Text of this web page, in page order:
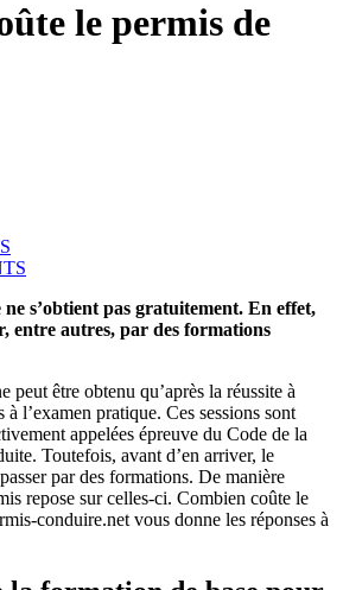
le permis de
s’obtient pas gratuitement. En effet,
entre autres, par des formations
peut être obtenu qu’après la réussite à
l’examen pratique. Ces sessions sont
appelées épreuve du Code de la
Toutefois, avant d’en arriver, le
par des formations. De manière
repose sur celles-ci. Combien coûte le
conduire.net vous donne les réponses à